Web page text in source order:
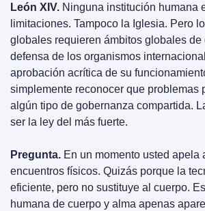
León XIV. Ninguna institución humana
limitaciones. Tampoco la Iglesia. Pero
globales requieren ámbitos globales de
defensa de los organismos
aprobación acrítica de su
simplemente reconocer que problemas
algún tipo de gobernanza compartida.
ser la ley del más fuerte.
Pregunta. En un momento usted apela
encuentros físicos. Quizás porque la
eficiente, pero no sustituye al cuerpo.
humana de cuerpo y alma apenas